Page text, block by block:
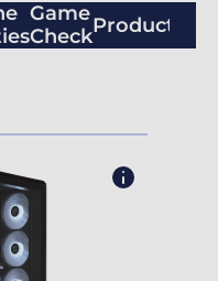
Game
Check